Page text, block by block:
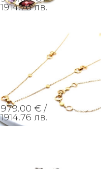
1914.76 лв.
979.00 € /
1914.76 лв.